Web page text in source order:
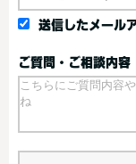
送信したメール
ご質問・ご相談内容